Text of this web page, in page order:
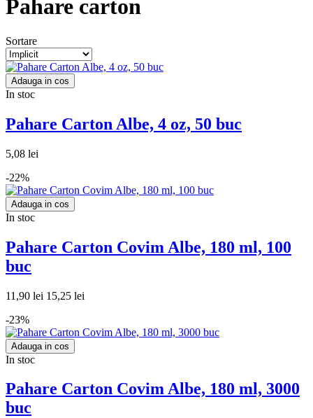
Pahare carton
Sortare
Adauga in cos
In stoc
Pahare Carton Albe, 4 oz, 50 buc
5,08 lei
-22%
Adauga in cos
In stoc
Pahare Carton Covim Albe, 180 ml, 100
buc
11,90 lei 15,25 lei
-23%
Adauga in cos
In stoc
Pahare Carton Covim Albe, 180 ml, 3000
buc